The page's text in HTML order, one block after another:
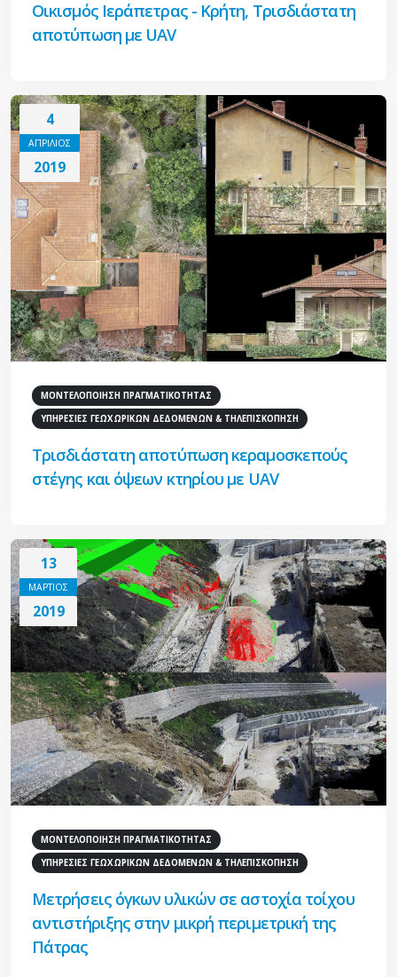
Οικισμός Ιεράπετρας - Κρήτη, Τρισδιάστατη
αποτύπωση με UAV
4
ΑΠΡΙΛΙΟΣ
2019
ΜΟΝΤΕΛΟΠΟΙΗΣΗ ΠΡΑΓΜΑΤΙΚΟΤΗΤΑΣ
ΥΠΗΡΕΣΙΕΣ ΓΕΩΧΩΡΙΚΩΝ ΔΕΔΟΜΕΝΩΝ & ΤΗΛΕΠΙΣΚΟΠΗΣΗ
Τρισδιάστατη αποτύπωση κεραμοσκεπούς
στέγης και όψεων κτηρίου με UAV
13
ΜΑΡΤΙΟΣ
2019
ΜΟΝΤΕΛΟΠΟΙΗΣΗ ΠΡΑΓΜΑΤΙΚΟΤΗΤΑΣ
ΥΠΗΡΕΣΙΕΣ ΓΕΩΧΩΡΙΚΩΝ ΔΕΔΟΜΕΝΩΝ & ΤΗΛΕΠΙΣΚΟΠΗΣΗ
Μετρήσεις όγκων υλικών σε αστοχία τοίχου
αντιστήριξης στην μικρή περιμετρική της
Πάτρας